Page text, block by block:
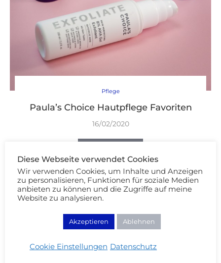
Pflege
Paula’s Choice Hautpflege Favoriten
16/02/2020
Diese Webseite verwendet Cookies
Wir verwenden Cookies, um Inhalte und Anzeigen
zu personalisieren, Funktionen für soziale Medien
anbieten zu können und die Zugriffe auf meine
Website zu analysieren.
Akzeptieren Ablehnen
Cookie Einstellungen Datenschutz